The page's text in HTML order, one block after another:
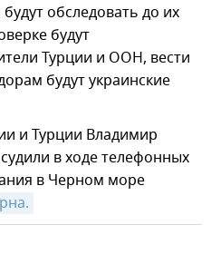
обследовать до их
будут
Турции и ООН, вести
будут украинские
и Турции Владимир
в ходе телефонных
в Черном море